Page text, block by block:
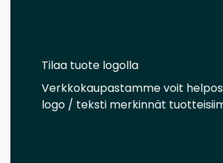
Tilaa tuote logolla
Verkkokaupastamme voit
logo / teksti merkinnät